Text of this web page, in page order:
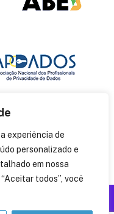
experiência de
personalizado e
em nossa
todos”, você